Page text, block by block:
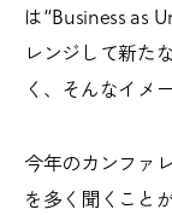
は“Business as
レンジして新た
く、そんなイメ
今年のカンファ
を多く聞くこと